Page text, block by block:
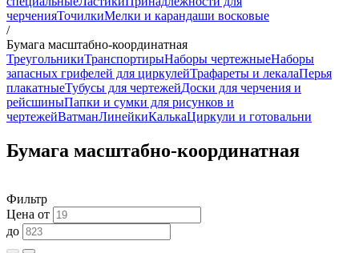
черченияТочилкиМелки и карандаши восковые
/
Бумага масштабно-координатная
ТреугольникиТранспортирыНаборы чертежныеНаборы
запасных грифелей для циркулейТрафареты и лекалаПерья
плакатныеТубусы для чертежейДоски для черчения и
рейсшиныПапки и сумки для рисунков и
чертежейВатманЛинейкиКалькаЦиркули и готовальни
Бумага масштабно-координатная
Фильтр
Цена от
до